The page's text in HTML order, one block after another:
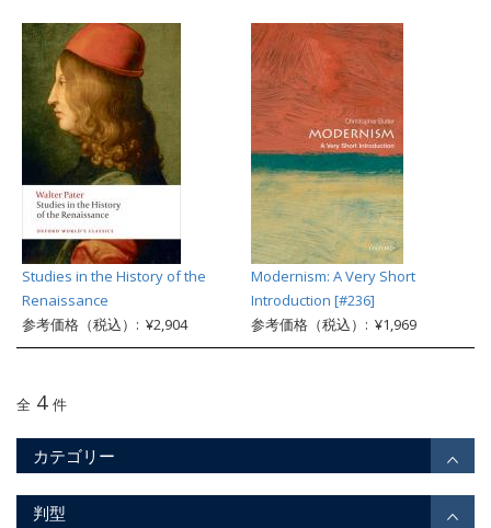
Studies in the History of the
Renaissance
参考価格（税込）: ¥2,904
Modernism: A Very Short
Introduction [#236]
参考価格（税込）: ¥1,969
全 4 件
カテゴリー
判型